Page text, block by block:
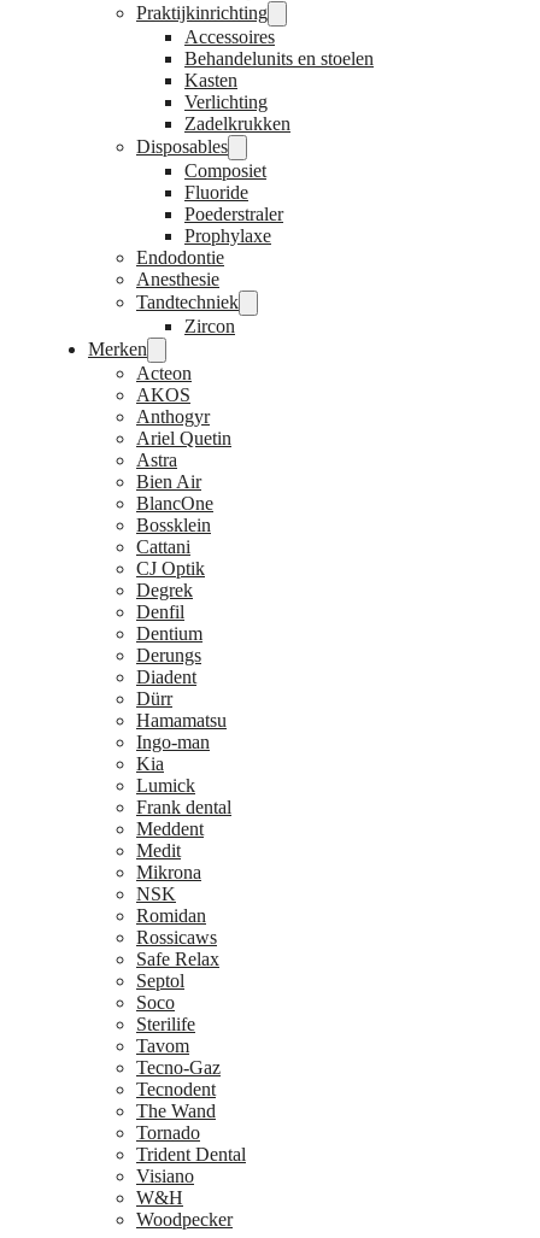
Praktijkinrichting
Accessoires
Behandelunits en stoelen
Kasten
Verlichting
Zadelkrukken
Disposables
Composiet
Fluoride
Poederstraler
Prophylaxe
Endodontie
Anesthesie
Tandtechniek
Zircon
Merken
Acteon
AKOS
Anthogyr
Ariel Quetin
Astra
Bien Air
BlancOne
Bossklein
Cattani
CJ Optik
Degrek
Denfil
Dentium
Derungs
Diadent
Dürr
Hamamatsu
Ingo-man
Kia
Lumick
Frank dental
Meddent
Medit
Mikrona
NSK
Romidan
Rossicaws
Safe Relax
Septol
Soco
Sterilife
Tavom
Tecno-Gaz
Tecnodent
The Wand
Tornado
Trident Dental
Visiano
W&H
Woodpecker